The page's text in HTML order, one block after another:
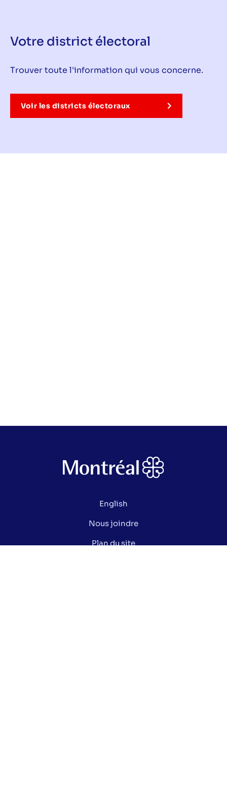
Votre district électoral
Trouver toute l'information qui vous concerne.
Voir les districts électoraux
English
Nous joindre
Plan du site